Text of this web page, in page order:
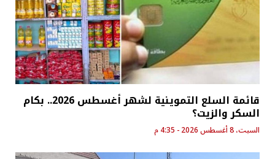
قائمة السلع التموينية لشهر أغسطس 2026.. بكام
السكر والزيت؟
السبت، 8 أغسطس 2026 - 4:35 م